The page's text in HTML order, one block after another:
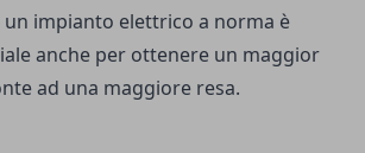
un impianto elettrico a norma è
anche per ottenere un maggior
ad una maggiore resa.